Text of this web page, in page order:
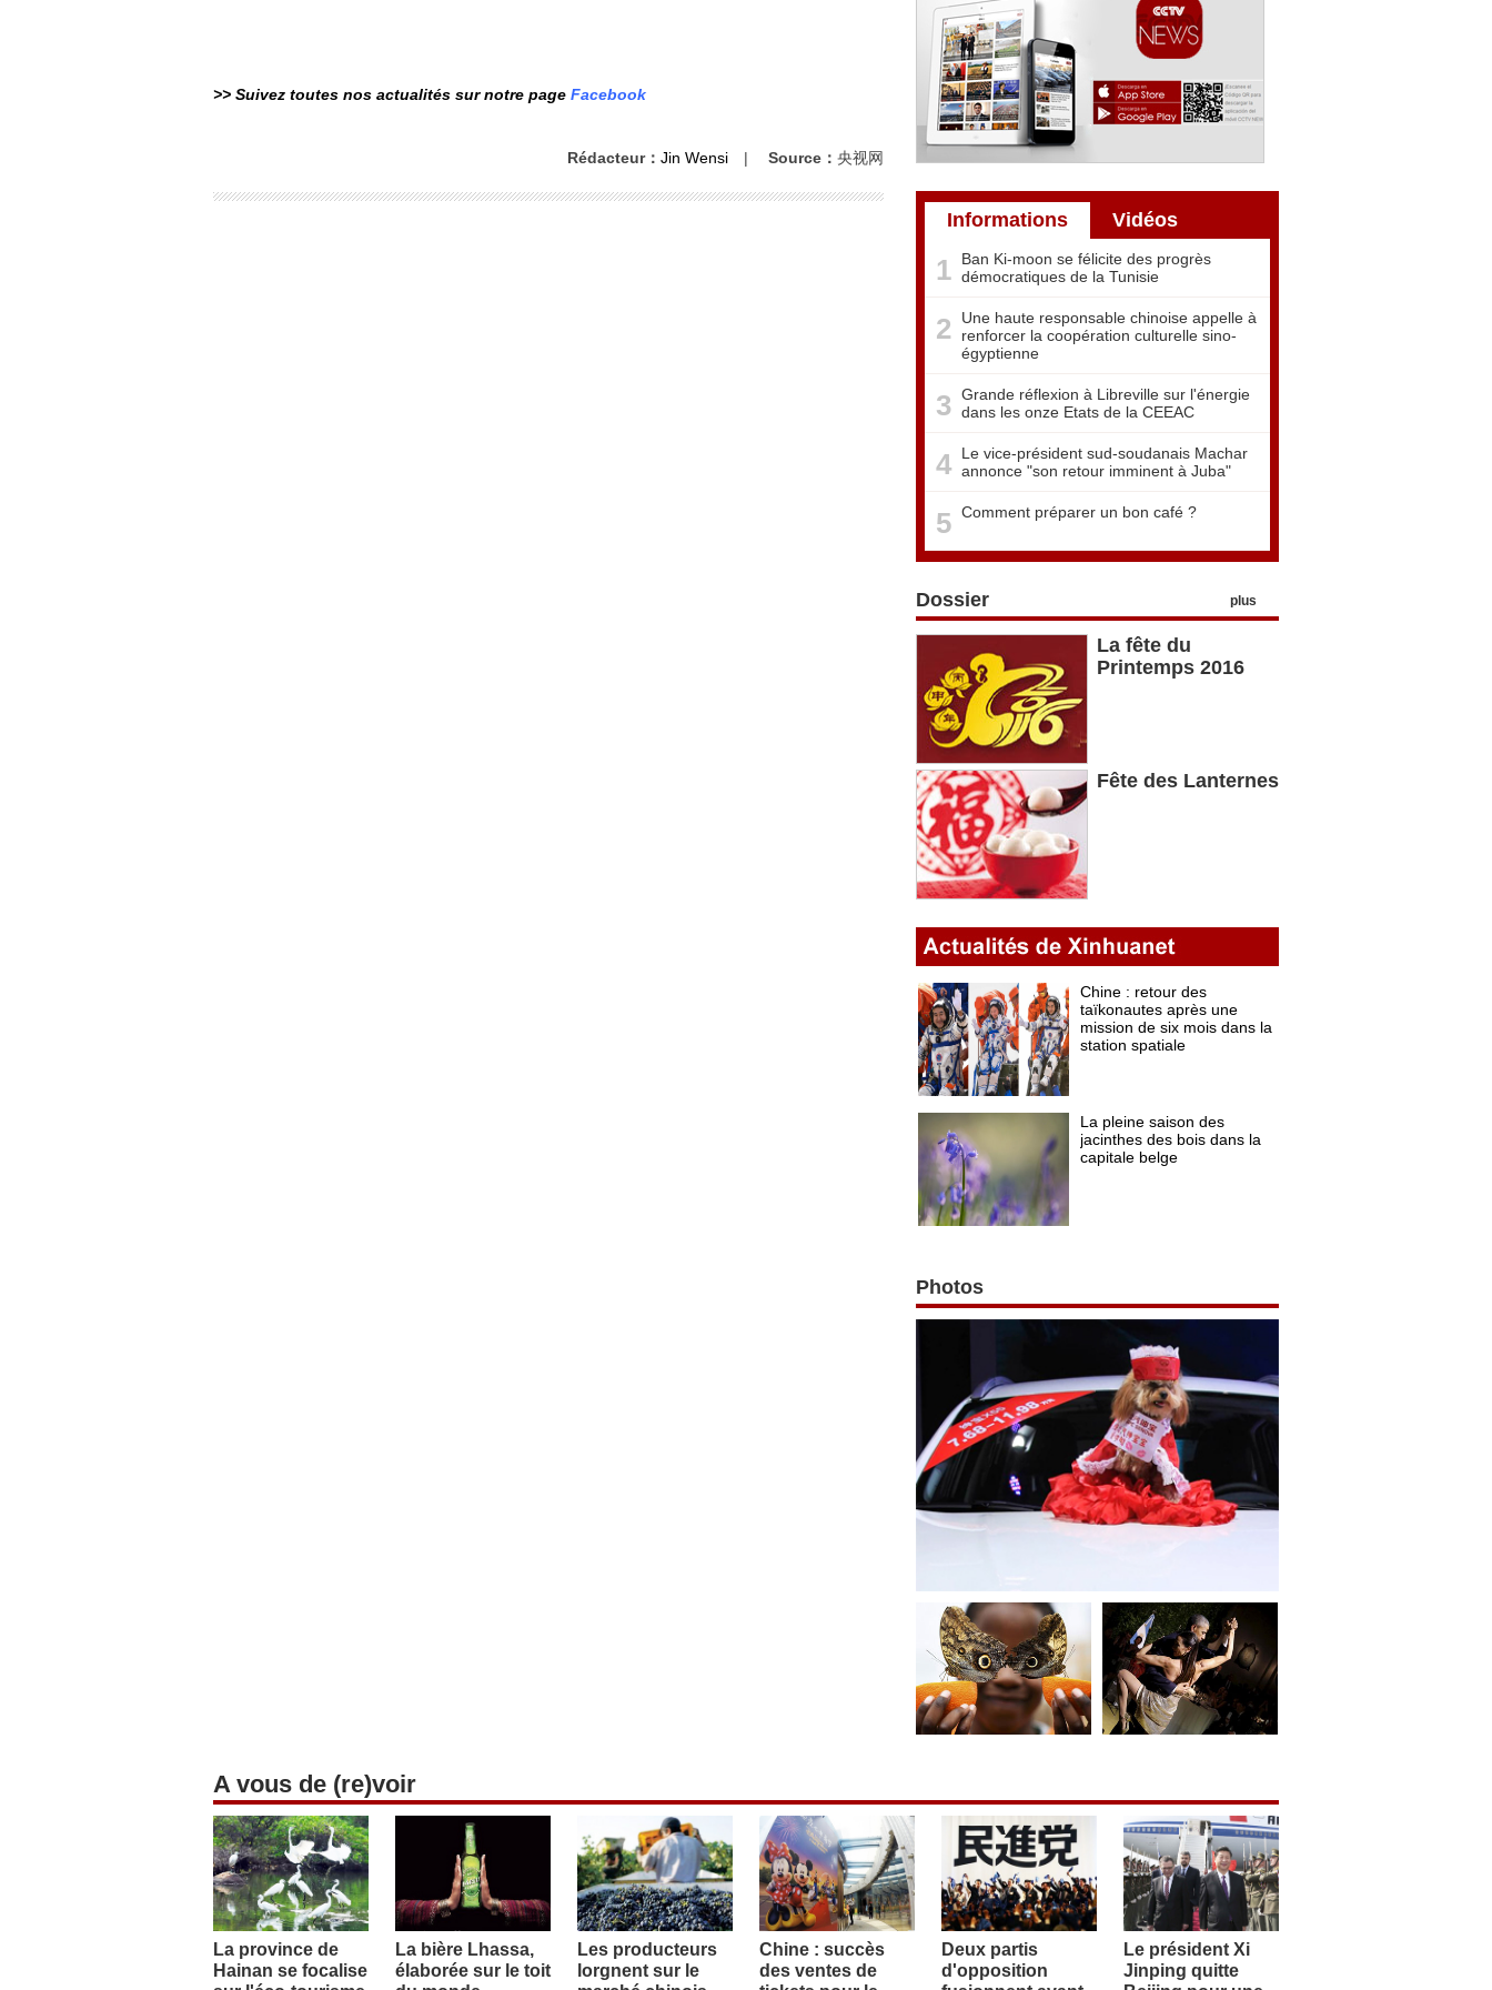
>> Suivez toutes nos actualités sur notre page Facebook
Rédacteur： Jin Wensi | Source： 央视网
Informations Vidéos
1
Ban Ki-moon se félicite des progrès
démocratiques de la Tunisie
2
Une haute responsable chinoise appelle à
renforcer la coopération culturelle sino-
égyptienne
3 Grande réflexion à Libreville sur l'énergie
dans les onze Etats de la CEEAC
4
Le vice-président sud-soudanais Machar
annonce "son retour imminent à Juba"
5 Comment préparer un bon café ?
Dossier plus
La fête du
Printemps 2016
Fête des Lanternes
Photos
A vous de (re)voir
La province de
Hainan se focalise
La bière Lhassa,
élaborée sur le toit
Les producteurs
lorgnent sur le
Chine : succès
des ventes de
Deux partis
d'opposition
Le président Xi
Jinping quitte